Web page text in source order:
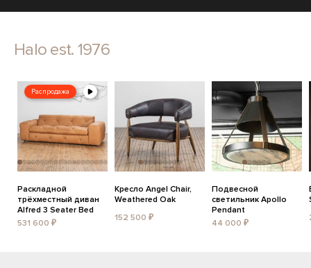
Halo est. 1976
Распродажа
Раскладной
трёхместный диван
Alfred 3 Seater Bed
531 600 ₽
Кресло Angel Chair,
Weathered Oak
152 500 ₽
Подвесной
светильник Apollo
Pendant
44 000 ₽